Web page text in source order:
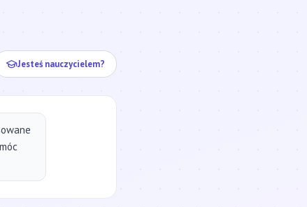
Jesteś nauczycielem?